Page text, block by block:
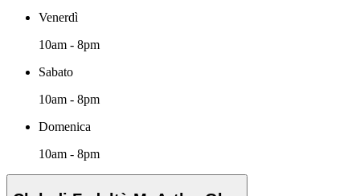
Venerdì
10am - 8pm
Sabato
10am - 8pm
Domenica
10am - 8pm